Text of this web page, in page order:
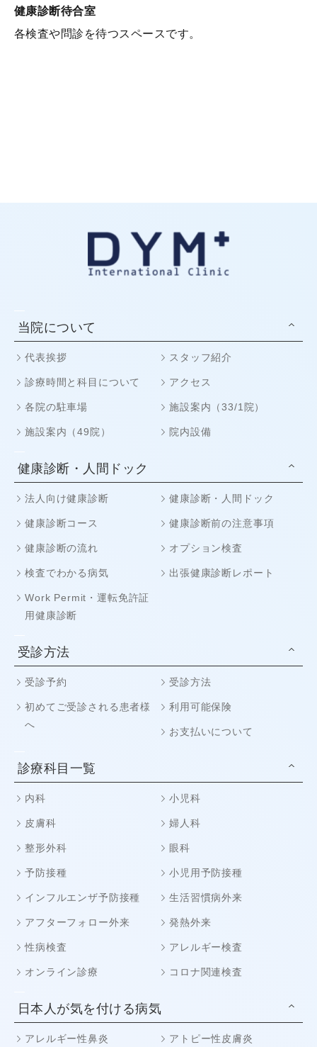
健康診断待合室
各検査や問診を待つスペースです。
当院について
代表挨拶 スタッフ紹介
診療時間と科目について アクセス
各院の駐車場 施設案内（33/1院）
施設案内（49院） 院内設備
健康診断・人間ドック
法人向け健康診断 健康診断・人間ドック
健康診断コース 健康診断前の注意事項
健康診断の流れ オプション検査
検査でわかる病気 出張健康診断レポート
Work Permit・運転免許証
用健康診断
受診方法
受診予約 受診方法
初めてご受診される患者様
へ
利用可能保険
お支払いについて
診療科目一覧
内科 小児科
皮膚科 婦人科
整形外科 眼科
予防接種 小児用予防接種
インフルエンザ予防接種 生活習慣病外来
アフターフォロー外来 発熱外来
性病検査 アレルギー検査
オンライン診療 コロナ関連検査
日本人が気を付ける病気
アレルギー性鼻炎 アトピー性皮膚炎